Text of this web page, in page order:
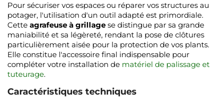
Pour sécuriser vos espaces ou réparer vos structures au
potager, l'utilisation d'un outil adapté est primordiale.
Cette agrafeuse à grillage se distingue par sa grande
maniabilité et sa légèreté, rendant la pose de clôtures
particulièrement aisée pour la protection de vos plants.
Elle constitue l'accessoire final indispensable pour
compléter votre installation de matériel de palissage et
tuteurage.
Caractéristiques techniques